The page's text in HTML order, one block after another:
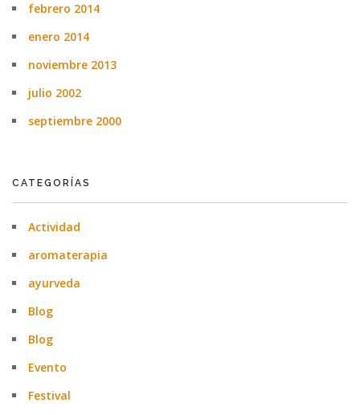
febrero 2014
enero 2014
noviembre 2013
julio 2002
septiembre 2000
CATEGORÍAS
Actividad
aromaterapia
ayurveda
Blog
Blog
Evento
Festival